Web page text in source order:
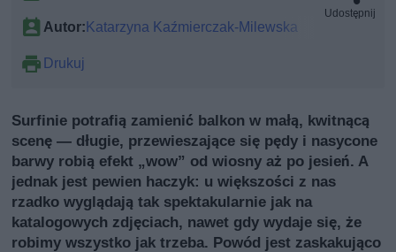
Autor:Katarzyna Kaźmierczak-Milewska
Drukuj
Udostępnij
Surfinie potrafią zamienić balkon w małą, kwitnącą
scenę — długie, przewieszające się pędy i nasycone
barwy robią efekt „wow” od wiosny aż po jesień. A
jednak jest pewien haczyk: u większości z nas
rzadko wyglądają tak spektakularnie jak na
katalogowych zdjęciach, nawet gdy wydaje się, że
robimy wszystko jak trzeba. Powód jest zaskakująco